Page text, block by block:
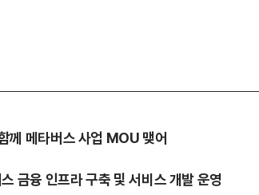
께 메타버스 사업 MOU 맺어
금융 인프라 구축 및 서비스 개발 운영